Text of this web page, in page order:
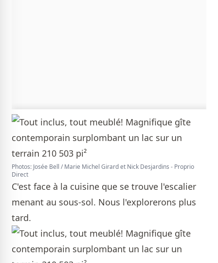
Photos: Josée Bell / Marie Michel Girard et Nick Desjardins - Proprio
Direct
C'est face à la cuisine que se trouve l'escalier
menant au sous-sol. Nous l'explorerons plus
tard.